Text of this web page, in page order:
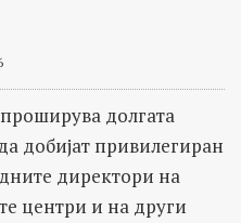
долгата
добијат привилегиран
директори на
центри и на други